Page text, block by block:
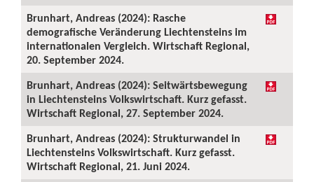
Brunhart, Andreas (2024): Rasche
demografische Veränderung Liechtensteins im
internationalen Vergleich. Wirtschaft Regional,
20. September 2024.
Brunhart, Andreas (2024): Seitwärtsbewegung
in Liechtensteins Volkswirtschaft. Kurz gefasst.
Wirtschaft Regional, 27. September 2024.
Brunhart, Andreas (2024): Strukturwandel in
Liechtensteins Volkswirtschaft. Kurz gefasst.
Wirtschaft Regional, 21. Juni 2024.